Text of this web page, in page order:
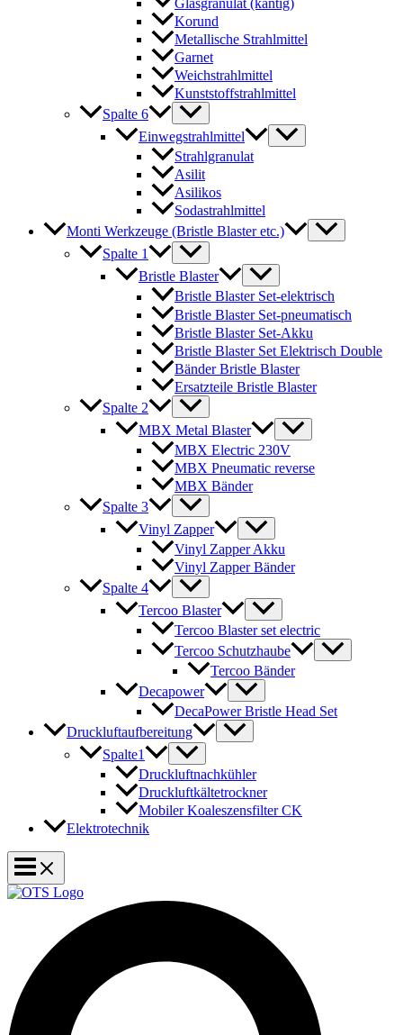
Glasgranulat (kantig)
Korund
Metallische Strahlmittel
Garnet
Weichstrahlmittel
Kunststoffstrahlmittel
Spalte 6
Einwegstrahlmittel
Strahlgranulat
Asilit
Asilikos
Sodastrahlmittel
Monti Werkzeuge (Bristle Blaster etc.)
Spalte 1
Bristle Blaster
Bristle Blaster Set-elektrisch
Bristle Blaster Set-pneumatisch
Bristle Blaster Set-Akku
Bristle Blaster Set Elektrisch Double
Bänder Bristle Blaster
Ersatzteile Bristle Blaster
Spalte 2
MBX Metal Blaster
MBX Electric 230V
MBX Pneumatic reverse
MBX Bänder
Spalte 3
Vinyl Zapper
Vinyl Zapper Akku
Vinyl Zapper Bänder
Spalte 4
Tercoo Blaster
Tercoo Blaster set electric
Tercoo Schutzhaube
Tercoo Bänder
Decapower
DecaPower Bristle Head Set
Druckluftaufbereitung
Spalte1
Druckluftnachkühler
Druckluftkältetrockner
Mobiler Koaleszensfilter CK
Elektrotechnik